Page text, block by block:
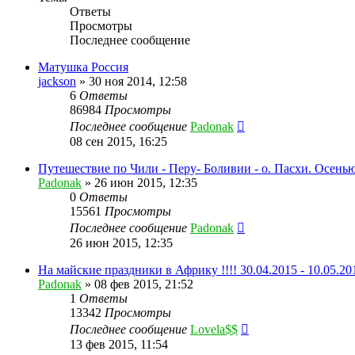
Ответы
Просмотры
Последнее сообщение
Матушка Россия
jackson » 30 ноя 2014, 12:58
6 Ответы
86984 Просмотры
Последнее сообщение Padonak
08 сен 2015, 16:25
Путешествие по Чили - Перу- Боливии - о. Пасхи.
Padonak » 26 июн 2015, 12:35
0 Ответы
15561 Просмотры
Последнее сообщение Padonak
26 июн 2015, 12:35
На майские праздники в Африку !!!! 30.04.2015 -
Padonak » 08 фев 2015, 21:52
1 Ответы
13342 Просмотры
Последнее сообщение Lovela$$
13 фев 2015, 11:54